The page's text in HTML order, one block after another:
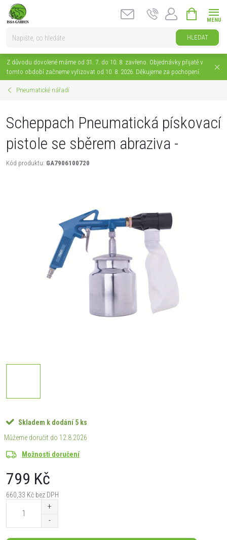
Přejít
HLEDAT
KOŠÍK
Z důvodu dovolené máme od 31. 7. do 10. 8. zavřeno. Objednávky přijaté v
tomto období začneme vyřizovat od 10. 8. 2026. Děkujeme za pochopení.
Pneumatické nářadí
Scheppach Pneumatická pískovací
pistole se sběrem abraziva -
Kód produktu: GA7906100720
Skladem k dodání 5 ks
12.8.2026
Možnosti doručení
799 Kč
660,33 Kč bez DPH